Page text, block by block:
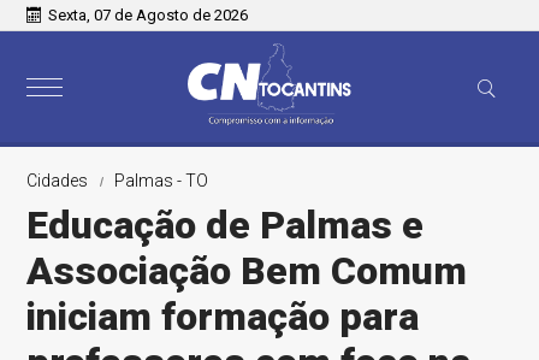
Sexta, 07 de Agosto de 2026
Cidades Palmas - TO
Educação de Palmas e
Associação Bem Comum
iniciam formação para